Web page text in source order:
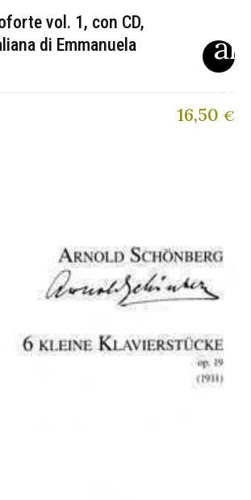
vol. 1, con CD,
di Emmanuela
16,50 €